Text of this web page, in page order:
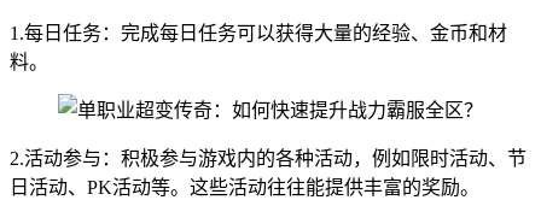
1.每日任务：完成每日任务可以获得大量的经验、金币和材
料。
2.活动参与：积极参与游戏内的各种活动，例如限时活动、节
日活动、PK活动等。这些活动往往能提供丰富的奖励。